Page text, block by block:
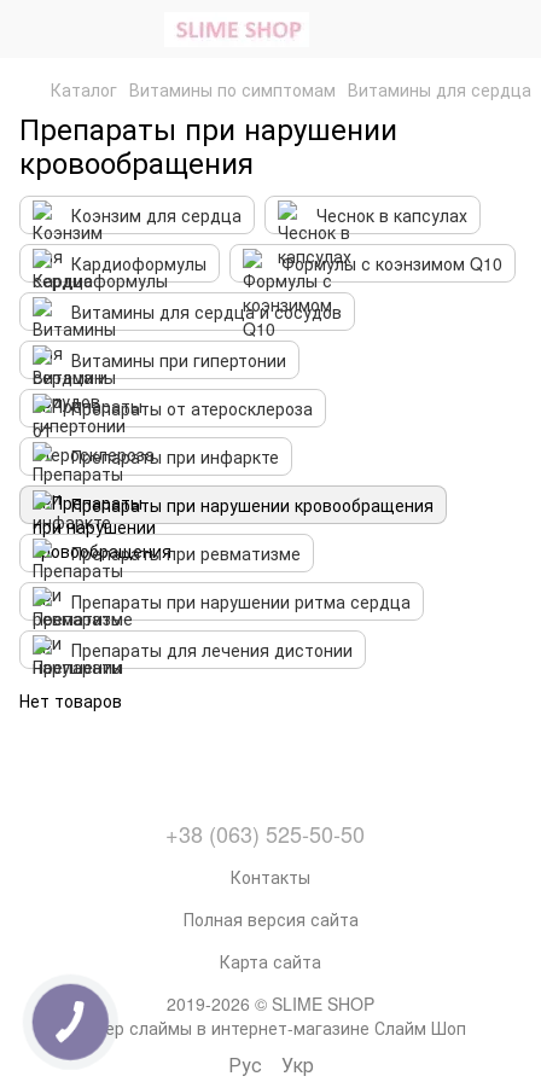
Каталог Витамины по симптомам Витамины для сердца
Препараты при нарушении
кровообращения
Коэнзим для сердца
Чеснок в капсулах
Кардиоформулы
Формулы с коэнзимом Q10
Витамины для сердца и сосудов
Витамины при гипертонии
Препараты от атеросклероза
Препараты при инфаркте
Препараты при нарушении кровообращения
Препараты при ревматизме
Препараты при нарушении ритма сердца
Препараты для лечения дистонии
Нет товаров
+38 (063) 525-50-50
Контакты
Полная версия сайта
Карта сайта
2019-2026 © SLIME SHOP
Супер слаймы в интернет-магазине Слайм Шоп
Рус Укр